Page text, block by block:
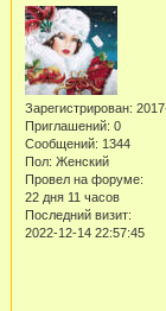
Зарегистрирован:
Приглашений: 0
Сообщений: 1344
Пол: Женский
Провел на форуме:
22 дня 11 часов
Последний визит:
2022-12-14 22:57:45